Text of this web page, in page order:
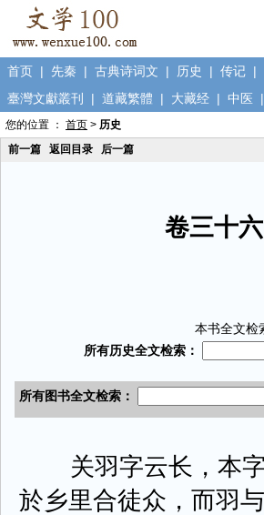
首页 | 先秦 | 古典诗词文 | 历史 | 传记 |
臺灣文獻叢刊
| 道藏繁體 | 大藏经 | 中医 |
您的位置 ： 首页 > 历史
前一篇
返回目录 后一篇
卷三十
本书全文检
关羽字云长，本字
於乡里合徒众，而羽